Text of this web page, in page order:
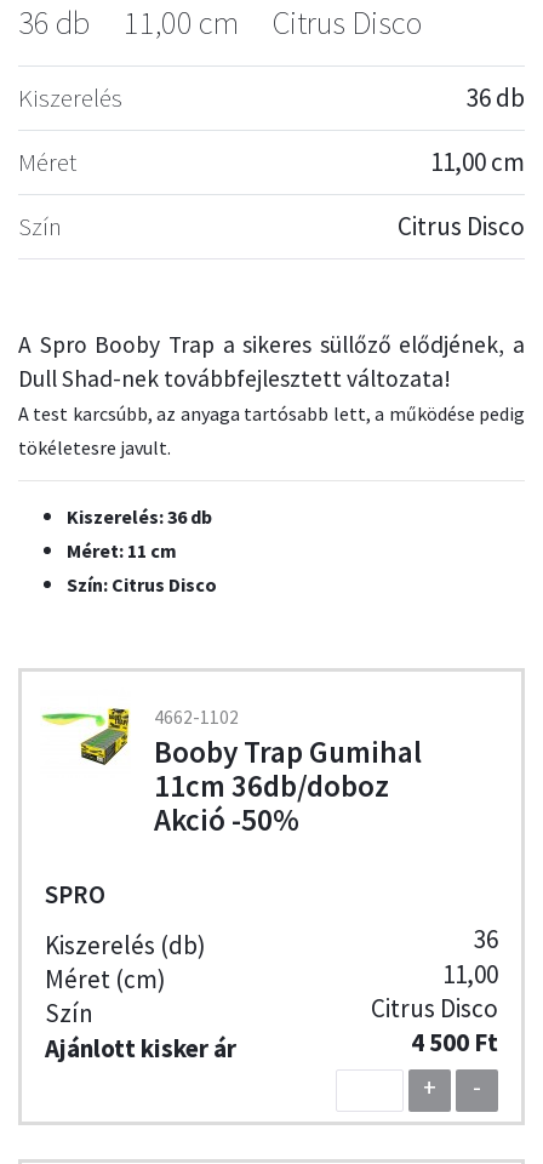
36 db 11,00 cm Citrus Disco
Kiszerelés
36 db
Méret
11,00 cm
Szín
Citrus Disco
A Spro Booby Trap a sikeres süllőző elődjének, a
Dull Shad-nek továbbfejlesztett változata!
A test karcsúbb, az anyaga tartósabb lett, a működése pedig
tökéletesre javult.
Kiszerelés: 36 db
Méret: 11 cm
Szín: Citrus Disco
4662-1102
Booby Trap Gumihal
11cm 36db/doboz
Akció -50%
SPRO
36
11,00
Citrus Disco
4 500 Ft
+
-